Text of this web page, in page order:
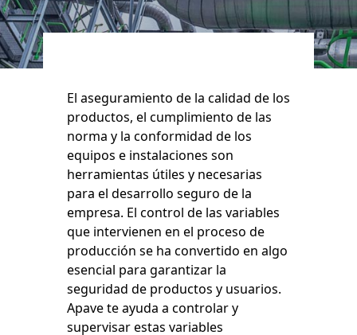
El aseguramiento de la calidad de los
productos, el cumplimiento de las
norma y la conformidad de los
equipos e instalaciones son
herramientas útiles y necesarias
para el desarrollo seguro de la
empresa. El control de las variables
que intervienen en el proceso de
producción se ha convertido en algo
esencial para garantizar la
seguridad de productos y usuarios.
Apave te ayuda a controlar y
supervisar estas variables